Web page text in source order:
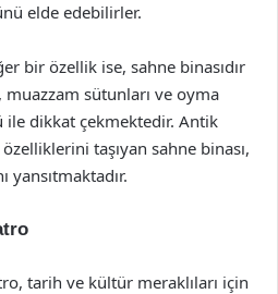
elde edebilirler.
bir özellik ise, sahne binasıdır
sütunları ve oyma
ile dikkat çekmektedir. Antik
taşıyan sahne binası,
yansıtmaktadır.
tarih ve kültür meraklıları için